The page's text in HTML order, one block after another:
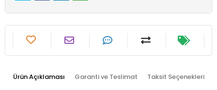
Ürün Açıklaması Garanti ve Teslimat Taksit Seçenekleri